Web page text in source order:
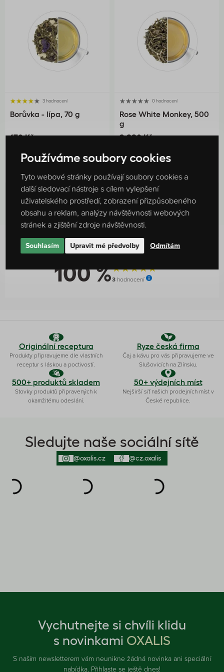
3 hodnocení
Borůvka - lípa, 70 g
170 Kč
0 hodnocení
Rose White Monkey, 500
g
2 880 Kč
Hodnocení produktu
100 %3 hodnocení
Originální receptura
Produkty připravujeme dle vlastních
receptur s láskou a poctivostí.
Ryze česká firma
Čaj a kávu pro vás připravujeme ve
Slušovicích na Zlínsku.
500+ produktů skladem
Stovky produktů připravených k
okamžitému odeslání.
50+ výdejních míst
Nejširší síť našich prodejních míst v
České republice.
Sledujte naše sociální sítě
@oxalis.cz @cz.oxalis
Vychutnejte si chvíli klidu
s novinkami OXALIS
S naším newsletterem vám neunikne žádná novinka ani speciální
nabídka. Přihlaste se ještě dnes!
Používáme soubory cookies
Tyto webové stránky používají soubory cookies a
další sledovací nástroje s cílem vylepšení
uživatelského prostředí, zobrazení přizpůsobeného
obsahu a reklam, analýzy návštěvnosti webových
stránek a zjištění zdroje návštěvnosti.
Souhlasím Upravit mé předvolby Odmítám